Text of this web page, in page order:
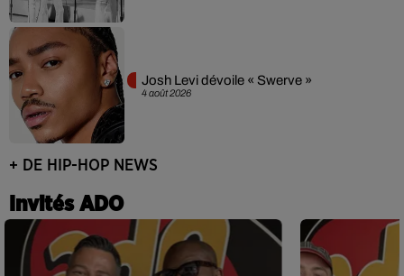
4 août 2026
Josh Levi dévoile « Swerve »
+ DE HIP-HOP NEWS
Invités ADO